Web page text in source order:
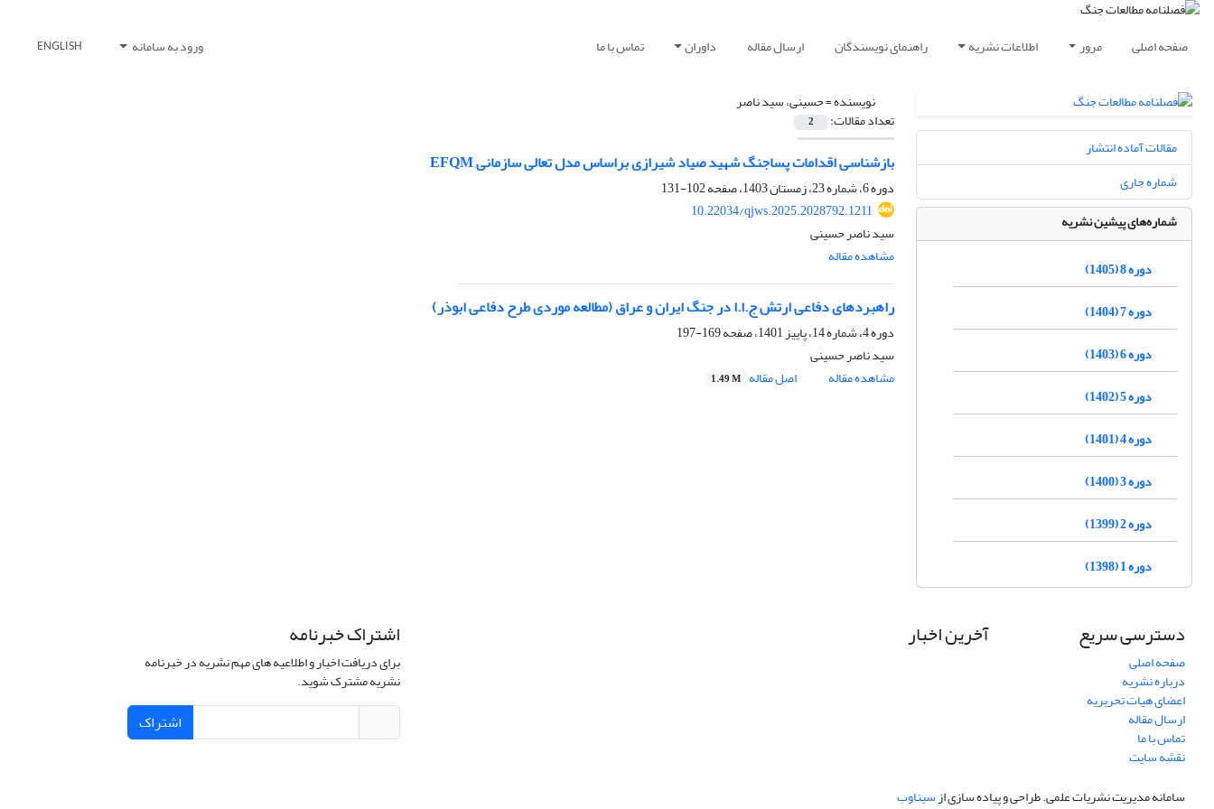
صفحه اصلی مرور اطلاعات نشریه راهنمای نویسندگان ارسال مقاله داوران تماس با ما ورود به سامانه ENGLISH
نویسنده =حسینی، سید ناصر
تعداد مقالات: 2
بازشناسی اقدامات پساجنگ شهید صیاد شیرازی براساس مدل تعالی سازمانی EFQM
دوره 6، شماره 23، زمستان 1403، صفحه
102-131
10.22034/qjws.2025.2028792.1211
سید ناصر حسینی
مشاهده مقاله
راهبردهای دفاعی ارتش ج.ا.ا در جنگ ایران و عراق (مطالعه موردی طرح دفاعی ابوذر)
دوره 4، شماره 14، پاییز 1401، صفحه
169-197
سید ناصر حسینی
مشاهده مقاله
اصل مقاله 1.49 M
مقالات آماده انتشار
شماره جاری
شماره‌های پیشین نشریه
دوره 8 (1405)
دوره 7 (1404)
دوره 6 (1403)
دوره 5 (1402)
دوره 4 (1401)
دوره 3 (1400)
دوره 2 (1399)
دوره 1 (1398)
دسترسی سریع
صفحه اصلی
درباره نشریه
اعضای هیات تحریریه
ارسال مقاله
تماس با ما
نقشه سایت
آخرین اخبار اشتراک خبرنامه
برای دریافت اخبار و اطلاعیه های مهم نشریه در خبرنامه
نشریه مشترک شوید.
اشتراک
سامانه مدیریت نشریات علمی.طراحی و پیاده سازی ازسیناوب